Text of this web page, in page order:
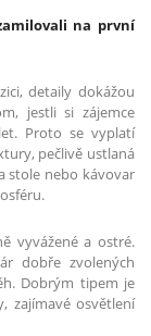
na první
detaily dokážou
jestli si zájemce
Proto se vyplatí
pečlivě ustlaná
stole nebo kávovar
vyvážené a ostré.
dobře zvolených
Dobrým tipem je
zajímavé osvětlení